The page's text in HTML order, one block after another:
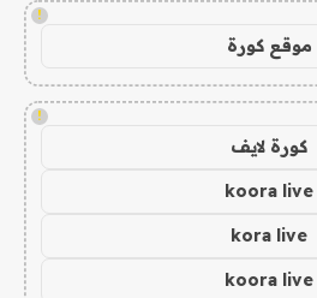
!
موقع كورة
!
كورة لايف
koora live
kora live
koora live